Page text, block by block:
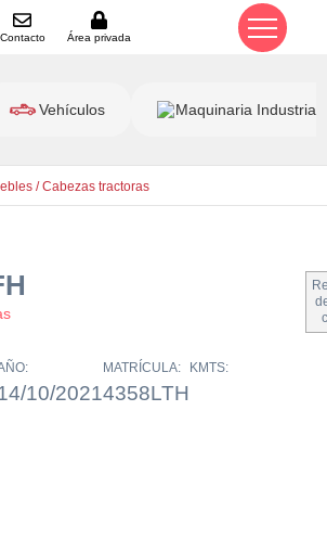
Contacto Área privada
Vehículos Maquinaria Industrial
/Cabezas tractoras
10/2021
MATRÍCULA:
4358LTH
KMTS: